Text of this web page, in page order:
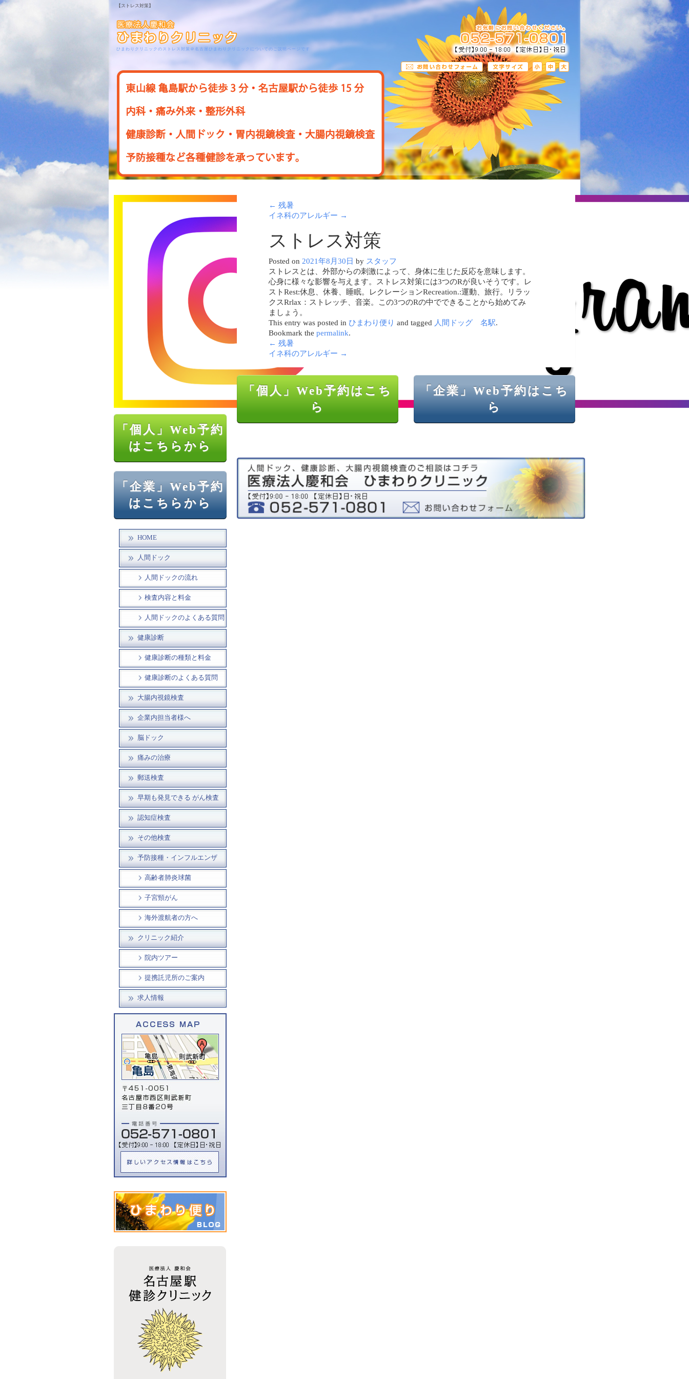
【ストレス対策】
ひまわりクリニックのストレス対策＠名古屋ひまわりクリニックについてのご説明ページです
「個人」Web予約
はこちらから
「企業」Web予約
はこちらから
HOME
人間ドック
人間ドックの流れ
検査内容と料金
人間ドックのよくある質問
健康診断
健康診断の種類と料金
健康診断のよくある質問
大腸内視鏡検査
企業内担当者様へ
脳ドック
痛みの治療
郵送検査
早期も発見できる がん検査
認知症検査
その他検査
予防接種・インフルエンザ
高齢者肺炎球菌
子宮頸がん
海外渡航者の方へ
クリニック紹介
院内ツアー
提携託児所のご案内
求人情報
← 残暑
イネ科のアレルギー →
ストレス対策
Posted on 2021年8月30日 by スタッフ
ストレスとは、外部からの刺激によって、身体に生じた反応を意味します。
心身に様々な影響を与えます。ストレス対策には3つのRが良いそうです。レ
ストRest:休息、休養、睡眠。レクレーションRecreation.:運動、旅行。リラッ
クスRrlax：ストレッチ、音楽。この3つのRの中でできることから始めてみ
ましょう。
This entry was posted in ひまわり便り and tagged 人間ドッグ 名駅.
Bookmark the permalink.
← 残暑
イネ科のアレルギー →
「個人」Web予約はこち
ら
「企業」Web予約はこち
ら